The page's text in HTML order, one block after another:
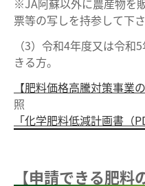
※JA阿蘇以外に農産物を
票等の写しを持参して下さ
（3）令和4年度又は令
きる方。
【肥料価格高騰対策事業
照
「化学肥料低減計画書（
【申請できる肥料